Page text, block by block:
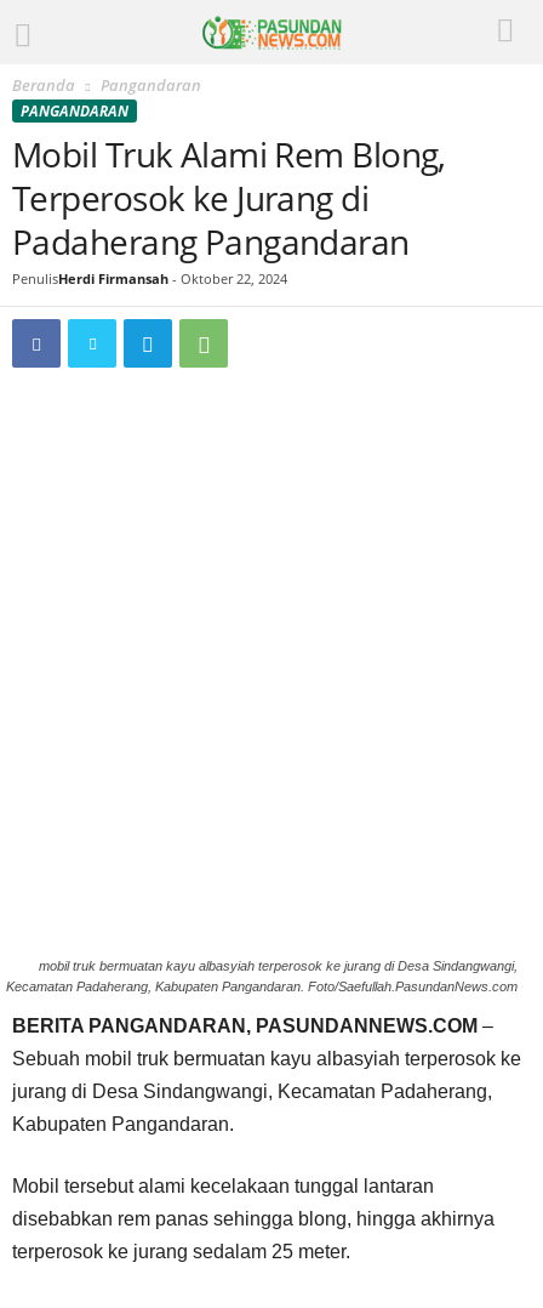
Beranda Pangandaran
PANGANDARAN
Mobil Truk Alami Rem Blong,
Terperosok ke Jurang di
Padaherang Pangandaran
PenulisHerdi Firmansah - Oktober 22, 2024
mobil truk bermuatan kayu albasyiah terperosok ke jurang di Desa Sindangwangi,
Kecamatan Padaherang, Kabupaten Pangandaran. Foto/Saefullah.PasundanNews.com
BERITA PANGANDARAN, PASUNDANNEWS.COM –
Sebuah mobil truk bermuatan kayu albasyiah terperosok ke
jurang di Desa Sindangwangi, Kecamatan Padaherang,
Kabupaten Pangandaran.
Mobil tersebut alami kecelakaan tunggal lantaran
disebabkan rem panas sehingga blong, hingga akhirnya
terperosok ke jurang sedalam 25 meter.